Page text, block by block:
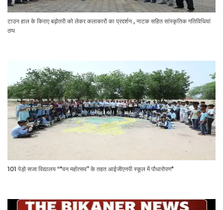
टाउन हाल के किराए बढ़ोतरी को लेकर कलाकारों का प्रदर्शन , नाटक सहित सांस्कृतिक गतिविधियां
ठप्प
101 पेड़ो सजा विद्यालय "*वन महोत्सव” के तहत आईजीएनपी स्कूल में पौधारोपण*